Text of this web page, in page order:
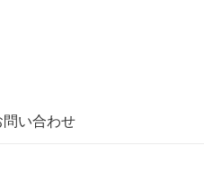
問い合わせ